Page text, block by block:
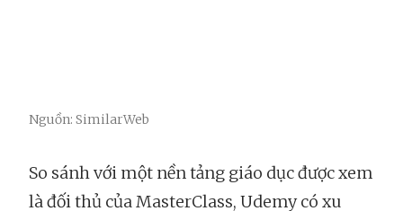
Nguồn: SimilarWeb
So sánh với một nền tảng giáo dục được xem
là đối thủ của MasterClass, Udemy có xu